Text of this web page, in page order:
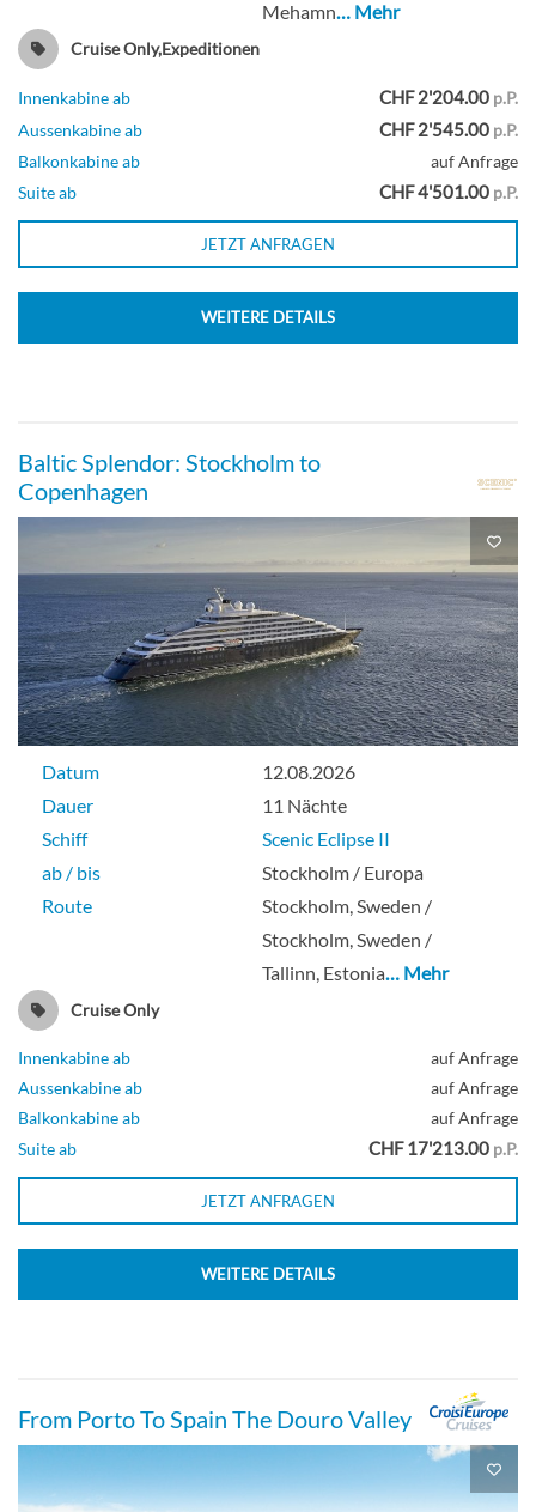
Mehamn… Mehr
Cruise Only,Expeditionen
Innenkabine ab CHF 2'204.00 p.P.
Aussenkabine ab
CHF 2'545.00 p.P.
Balkonkabine ab
auf Anfrage
Suite ab
CHF 4'501.00 p.P.
JETZT ANFRAGEN
WEITERE DETAILS
Baltic Splendor: Stockholm to
Copenhagen
Datum
12.08.2026
Dauer
11 Nächte
Schiff
Scenic Eclipse II
ab / bis
Stockholm / Europa
Route
Stockholm, Sweden /
Stockholm, Sweden /
Tallinn, Estonia… Mehr
Cruise Only
Innenkabine ab
auf Anfrage
Aussenkabine ab
auf Anfrage
Balkonkabine ab
auf Anfrage
Suite ab
CHF 17'213.00 p.P.
JETZT ANFRAGEN
WEITERE DETAILS
From Porto To Spain The Douro Valley